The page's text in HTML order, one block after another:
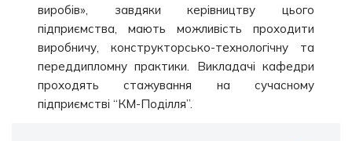
виробів», завдяки керівництву цього
підприємства, мають можливість проходити
виробничу, конструкторсько-технологічну та
переддипломну практики. Викладачі кафедри
проходять стажування на сучасному
підприємстві “КМ-Поділля”.